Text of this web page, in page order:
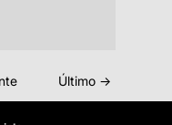
Último →